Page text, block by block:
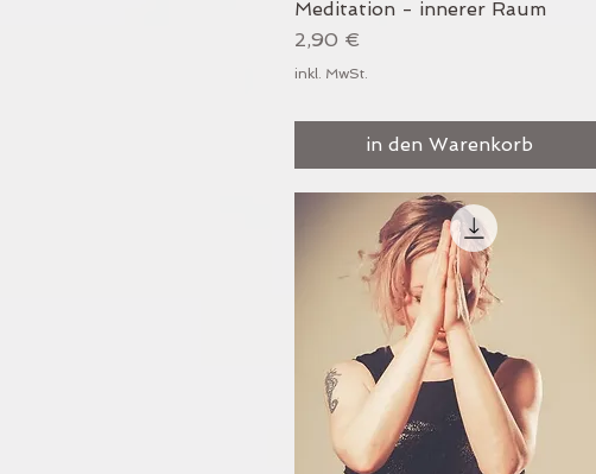
Meditation - innerer Raum
Preis
2,90 €
inkl. MwSt.
in den Warenkorb